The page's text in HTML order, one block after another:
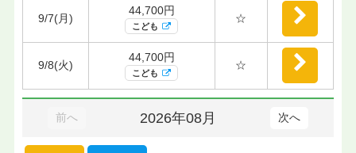
9/7(月)
44,700円
こども
☆
9/8(火)
44,700円
こども
☆
前へ 2026年08月 次へ